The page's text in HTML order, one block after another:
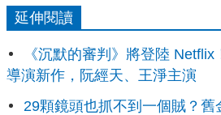
延伸閱讀
《沉默的審判》將登陸 Netflix
導演新作，阮經天、王淨主演
29顆鏡頭也抓不到一個賊？舊